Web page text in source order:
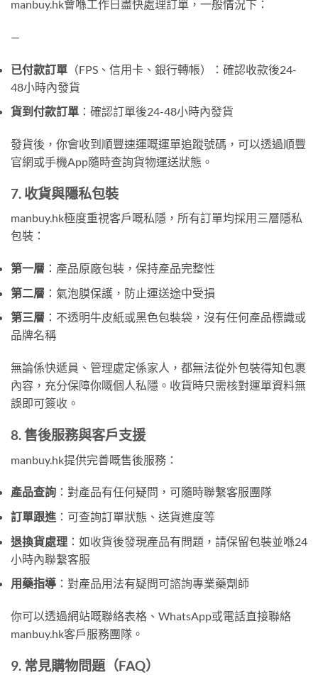
manbuy.hk會喺工作日盡快處理訂單，一般情況下：
—
已付款訂單 （FPS、信用卡、銀行轉帳）：確認收款後24-
48小時內發貨
貨到付款訂單 ：確認訂單後24-48小時內發貨
發貨後，你會收到順豐速運嘅運單追蹤號碼，可以透過順豐
官網或手機App隨時查詢貨物運送狀態。
7. 收貨與隱私包裝
manbuy.hk極度重視客戶嘅私隱，所有訂單均採用三層隱私
包裝：
第一層 ：產品原廠包裝，保持產品完整性
第二層 ：氣泡膜保護，防止運送途中受損
第三層 ：不透明牛皮紙或黑色包裝袋，沒有任何產品標識或
品牌名稱
無論係快遞員、管理處定係家人，都無法從外包裝得知包裹
內容，充分保障你嘅個人私隱。收貨時只需核對運單資料無
誤即可簽收。
8. 售後服務與客戶支援
manbuy.hk提供完善嘅售後服務：
產品查詢 ：對產品有任何疑問，可隨時聯繫客服團隊
訂單跟進 ：可查詢訂單狀態、送貨進度等
退換貨處理 ：如收貨後發現產品有問題，請保留包裝並喺24
小時內聯繫客服
用藥指導 ：對產品用法有疑問可諮詢專業藥劑師
你可以透過網站嘅聯絡表格、WhatsApp或電話直接聯絡
manbuy.hk客戶服務團隊。
9. 常見購物問題（FAQ）